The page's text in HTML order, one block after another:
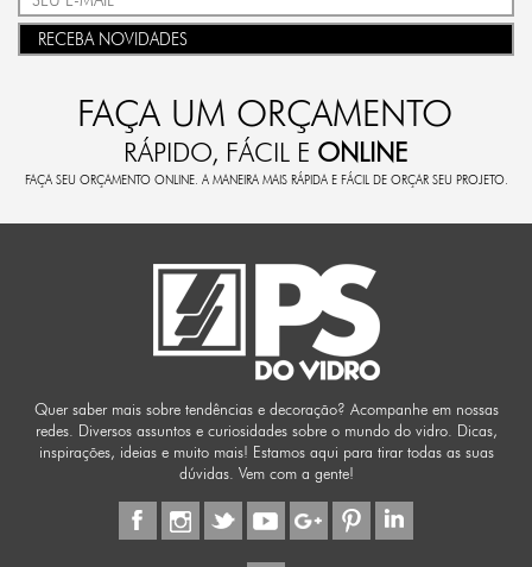
RECEBA NOVIDADES
FAÇA UM ORÇAMENTO
RÁPIDO, FÁCIL E ONLINE
FAÇA SEU ORÇAMENTO ONLINE. A MANEIRA MAIS RÁPIDA E FÁCIL DE ORÇAR SEU PROJETO.
Quer saber mais sobre tendências e decoração? Acompanhe em nossas
redes. Diversos assuntos e curiosidades sobre o mundo do vidro. Dicas,
inspirações, ideias e muito mais! Estamos aqui para tirar todas as suas
dúvidas. Vem com a gente!